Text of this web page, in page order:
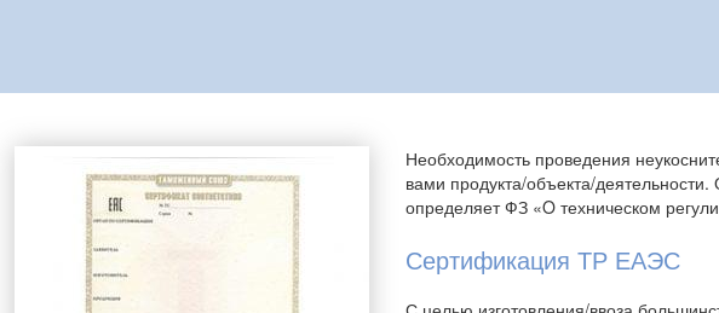
Необходимость проведения
вами продукта/объекта/
определяет ФЗ «O техническом
Сертификация ТР ЕАЭС